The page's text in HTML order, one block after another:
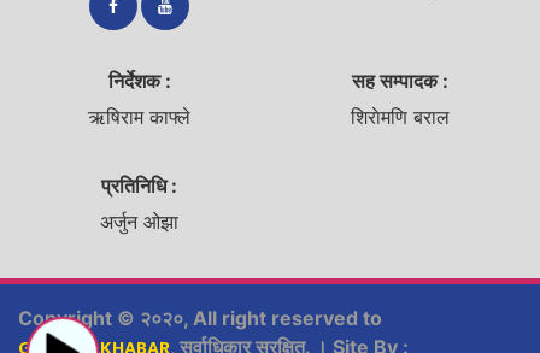
निर्देशक :
ऋषिराम काफ्ले
सह सम्पादक :
शिराेमणि बराल
प्रतिनिधि :
अर्जुन ओझा
Copyright © २०२०, All right reserved to
, सर्वाधिकार सुरक्षित. । Site By :